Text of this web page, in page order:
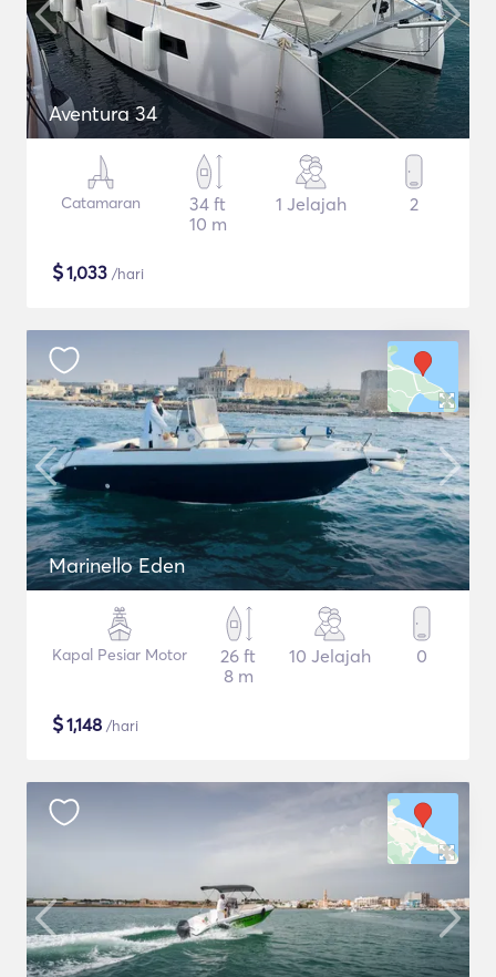
Aventura 34
Catamaran
34 ft
10 m
1 Jelajah 2
$1,033 /hari
Marinello Eden
Kapal Pesiar Motor
26 ft
8 m
10 Jelajah 0
$1,148 /hari